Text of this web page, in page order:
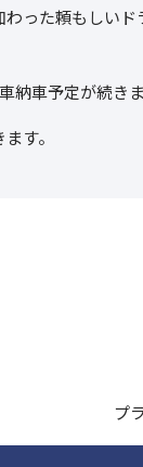
った頼もしい
納車予定が続き
す。
プ